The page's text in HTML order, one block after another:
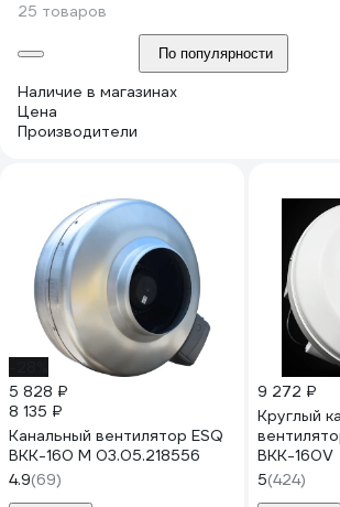
25 товаров
По популярности
Наличие в магазинах
Цена
Производители
5 828 ₽
8 135 ₽
Канальный вентилятор ESQ
ВКК-160 М 03.05.218556
4.9(69)
9 272 ₽
Круглый
ВКК-160V
5(424)